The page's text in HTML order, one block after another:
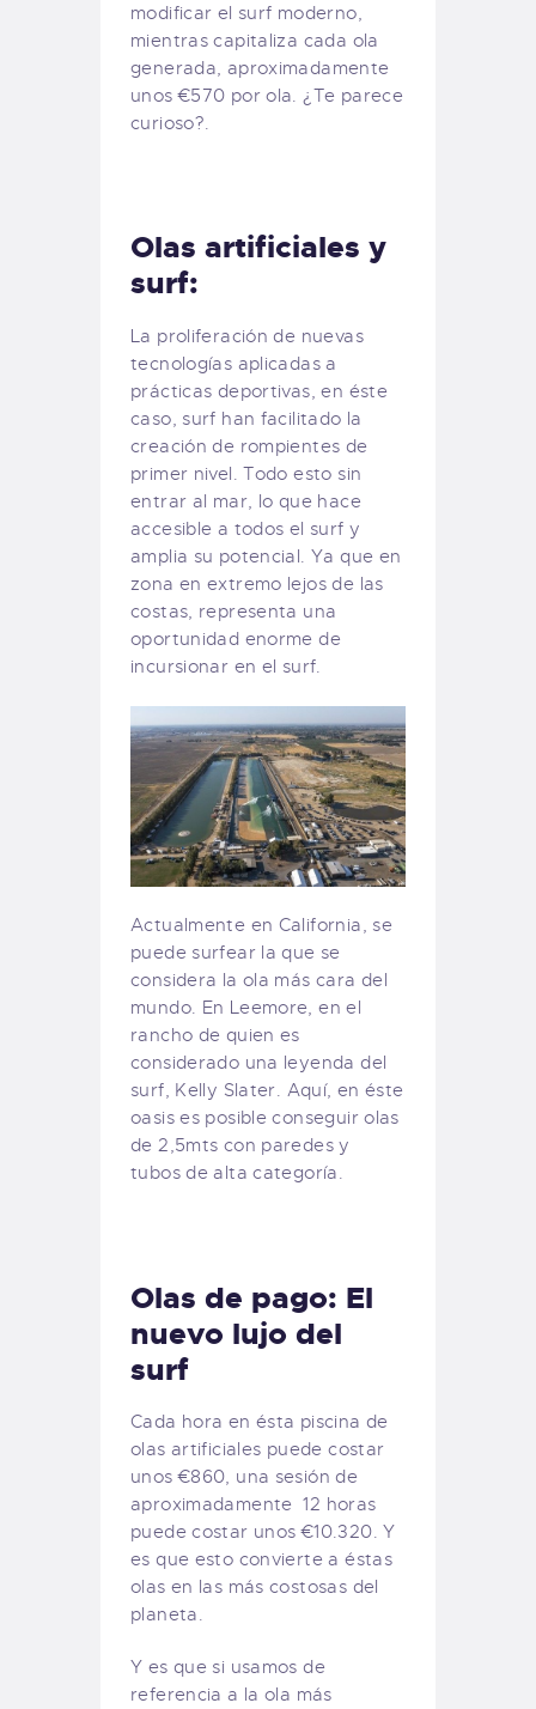
modificar el surf moderno,
mientras capitaliza cada ola
generada, aproximadamente
unos €570 por ola. ¿Te parece
curioso?.
Olas artificiales y
surf:
La proliferación de nuevas
tecnologías aplicadas a
prácticas deportivas, en éste
caso, surf han facilitado la
creación de rompientes de
primer nivel. Todo esto sin
entrar al mar, lo que hace
accesible a todos el surf y
amplia su potencial. Ya que en
zona en extremo lejos de las
costas, representa una
oportunidad enorme de
incursionar en el surf.
Actualmente en California, se
puede surfear la que se
considera la ola más cara del
mundo. En Leemore, en el
rancho de quien es
considerado una leyenda del
surf, Kelly Slater. Aquí, en éste
oasis es posible conseguir olas
de 2,5mts con paredes y
tubos de alta categoría.
Olas de pago: El
nuevo lujo del
surf
Cada hora en ésta piscina de
olas artificiales puede costar
unos €860, una sesión de
aproximadamente 12 horas
puede costar unos €10.320. Y
es que esto convierte a éstas
olas en las más costosas del
planeta.
Y es que si usamos de
referencia a la ola más